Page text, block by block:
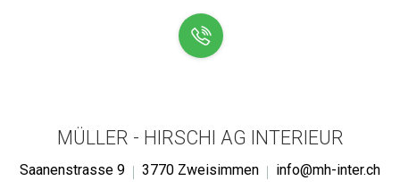
MÜLLER - HIRSCHI AG INTERIEUR
Saanenstrasse 9 3770 Zweisimmen info@mh-inter.ch